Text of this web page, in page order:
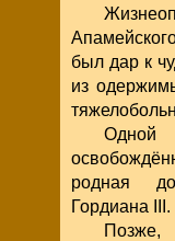
был дар к
из
родная
Гордиана III.